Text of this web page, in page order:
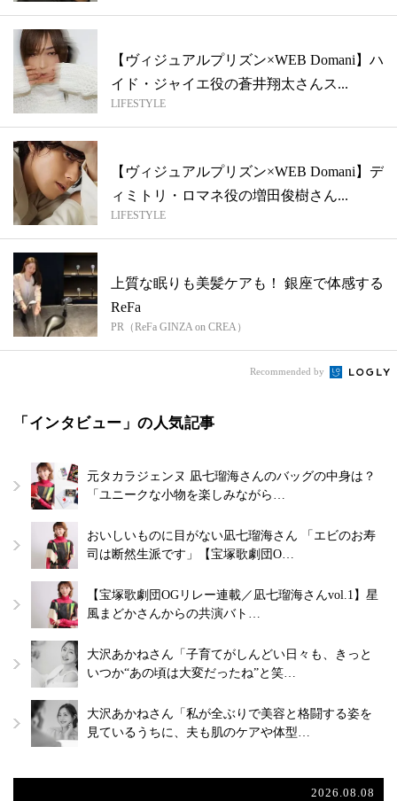
【ヴィジュアルプリズン×WEB Domani】ハ
イド・ジャイエ役の蒼井翔太さんス...
LIFESTYLE
【ヴィジュアルプリズン×WEB Domani】デ
ィミトリ・ロマネ役の増田俊樹さん...
LIFESTYLE
上質な眠りも美髪ケアも！ 銀座で体感する
ReFa
PR（ReFa GINZA on CREA）
Recommended by
「インタビュー」の人気記事
元タカラジェンヌ 凪七瑠海さんのバッグの中身は？
「ユニークな小物を楽しみながら…
おいしいものに目がない凪七瑠海さん 「エビのお寿
司は断然生派です」【宝塚歌劇団O…
【宝塚歌劇団OGリレー連載／凪七瑠海さんvol.1】星
風まどかさんからの共演バト…
大沢あかねさん「子育てがしんどい日々も、きっと
いつか“あの頃は大変だったね”と笑…
大沢あかねさん「私が全ぶりで美容と格闘する姿を
見ているうちに、夫も肌のケアや体型…
2026.08.08